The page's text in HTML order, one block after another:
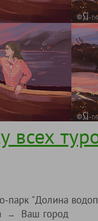
всех
парк "Долина
→ Ваш город